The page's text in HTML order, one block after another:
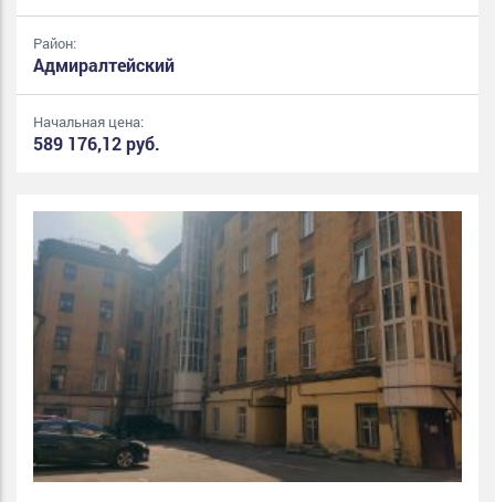
Район:
Адмиралтейский
Начальная цена:
589 176,12 руб.